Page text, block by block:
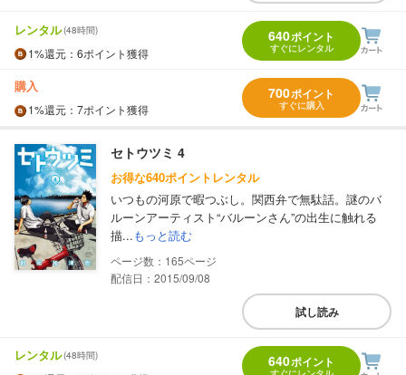
レンタル(48時間)
1%還元 ：6ポイント獲得
640ポイント
すぐにレンタル
購入
1%還元 ：7ポイント獲得
700ポイント
すぐに購入
セトウツミ 4
お得な640ポイントレンタル
いつもの河原で暇つぶし。関西弁で無駄話。謎のバ
ルーンアーティスト“バルーンさん”の出生に触れる
描...もっと読む
165
配信日：2015/09/08
試し読み
レンタル(48時間) 640ポイント